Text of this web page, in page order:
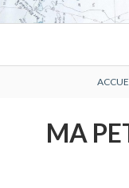
LE
Pour réussir ses
D'ARIANE
MA